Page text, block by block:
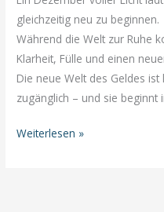
gleichzeitig neu zu beginnen.
Während die Welt zur Ruhe
Klarheit, Fülle und einen
Die neue Welt des Geldes
zugänglich – und sie beginnt
✨
Weiterlesen »